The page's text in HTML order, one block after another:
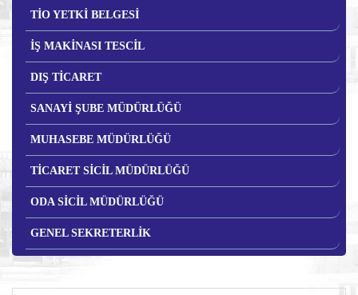
TİO YETKİ BELGESİ
İŞ MAKİNASI TESCİL
DIŞ TİCARET
SANAYİ ŞUBE MÜDÜRLÜĞÜ
MUHASEBE MÜDÜRLÜĞÜ
TİCARET SİCİL MÜDÜRLÜĞÜ
ODA SİCİL MÜDÜRLÜĞÜ
GENEL SEKRETERLİK